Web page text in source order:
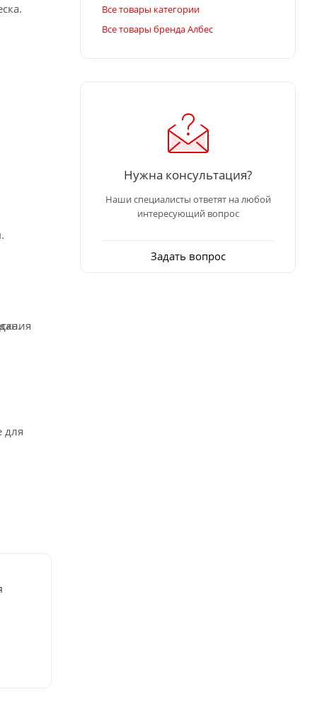
для
Все товары категории
Все товары бренда Албес
Нужна консультация?
Наши специалисты ответят на любой
интересующий вопрос
Задать вопрос